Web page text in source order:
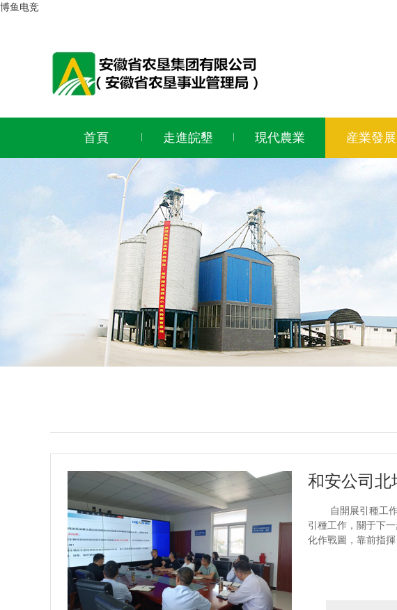
博鱼电竞
首頁 走進皖墾 現代農業 産業發展
和安公司北
自開展引種工作
引種工作，關于下
化作戰圖，靠前指揮